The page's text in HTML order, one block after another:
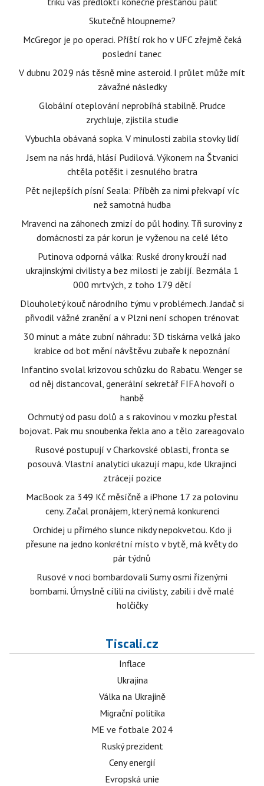
Skutečně hloupneme?
McGregor je po operaci. Příští rok ho v UFC zřejmě čeká
poslední tanec
V dubnu 2029 nás těsně mine asteroid. I průlet může mít
závažné následky
Globální oteplování neprobíhá stabilně. Prudce
zrychluje, zjistila studie
Vybuchla obávaná sopka. V minulosti zabila stovky lidí
Jsem na nás hrdá, hlásí Pudilová. Výkonem na Štvanici
chtěla potěšit i zesnulého bratra
Pět nejlepších písní Seala: Příběh za nimi překvapí víc
než samotná hudba
Mravenci na záhonech zmizí do půl hodiny. Tři suroviny z
domácnosti za pár korun je vyženou na celé léto
Putinova odporná válka: Ruské drony krouží nad
ukrajinskými civilisty a bez milosti je zabíjí. Bezmála 1
000 mrtvých, z toho 179 dětí
Dlouholetý kouč národního týmu v problémech. Jandač si
přivodil vážné zranění a v Plzni není schopen trénovat
30 minut a máte zubní náhradu: 3D tiskárna velká jako
krabice od bot mění návštěvu zubaře k nepoznání
Infantino svolal krizovou schůzku do Rabatu. Wenger se
od něj distancoval, generální sekretář FIFA hovoří o
hanbě
Ochrnutý od pasu dolů a s rakovinou v mozku přestal
bojovat. Pak mu snoubenka řekla ano a tělo zareagovalo
Rusové postupují v Charkovské oblasti, fronta se
posouvá. Vlastní analytici ukazují mapu, kde Ukrajinci
ztrácejí pozice
MacBook za 349 Kč měsíčně a iPhone 17 za polovinu
ceny. Začal pronájem, který nemá konkurenci
Orchidej u přímého slunce nikdy nepokvetou. Kdo ji
přesune na jedno konkrétní místo v bytě, má květy do
pár týdnů
Rusové v noci bombardovali Sumy osmi řízenými
bombami. Úmyslně cílili na civilisty, zabili i dvě malé
holčičky
Tiscali.cz
Inflace
Ukrajina
Válka na Ukrajině
Migrační politika
ME ve fotbale 2024
Ruský prezident
Ceny energií
Evropská unie